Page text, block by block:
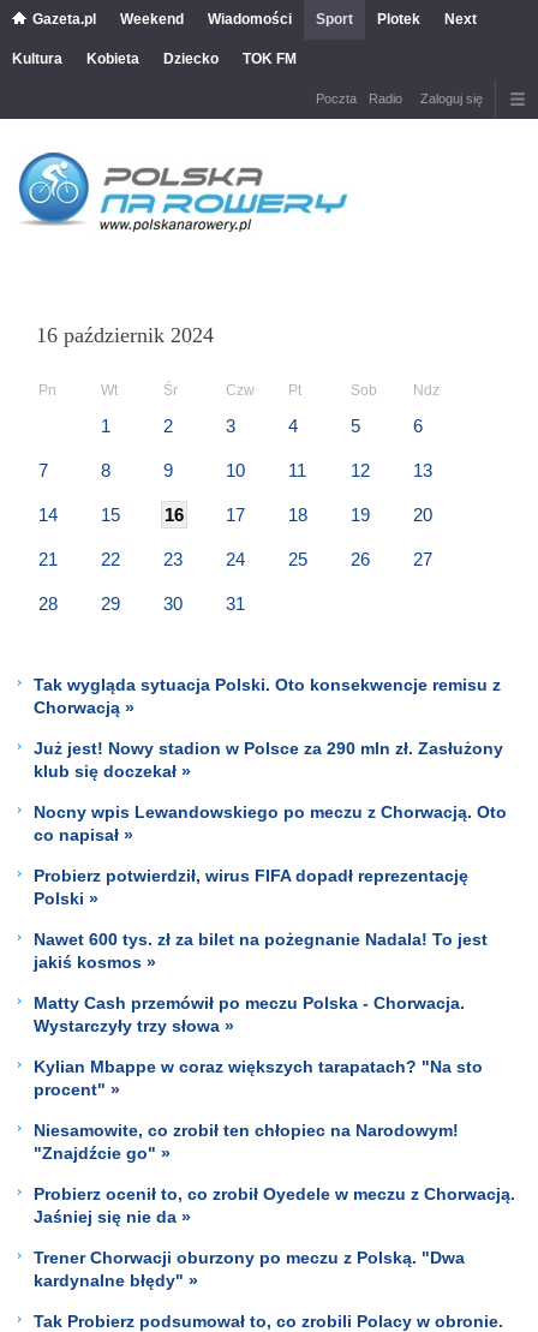
Gazeta.pl Weekend Wiadomości Sport Plotek Next
Kultura Kobieta Dziecko TOK FM
Poczta Radio Zaloguj się
16 październik 2024
Pn Wt Śr Czw Pt Sob Ndz
1 2 3 4 5 6
7 8 9 10 11 12 13
14 15 16 17 18 19 20
21 22 23 24 25 26 27
28 29 30 31
Tak wygląda sytuacja Polski. Oto konsekwencje remisu z
Chorwacją »
Już jest! Nowy stadion w Polsce za 290 mln zł. Zasłużony
klub się doczekał »
Nocny wpis Lewandowskiego po meczu z Chorwacją. Oto
co napisał »
Probierz potwierdził, wirus FIFA dopadł reprezentację
Polski »
Nawet 600 tys. zł za bilet na pożegnanie Nadala! To jest
jakiś kosmos »
Matty Cash przemówił po meczu Polska - Chorwacja.
Wystarczyły trzy słowa »
Kylian Mbappe w coraz większych tarapatach? "Na sto
procent" »
Niesamowite, co zrobił ten chłopiec na Narodowym!
"Znajdźcie go" »
Probierz ocenił to, co zrobił Oyedele w meczu z Chorwacją.
Jaśniej się nie da »
Trener Chorwacji oburzony po meczu z Polską. "Dwa
kardynalne błędy" »
Tak Probierz podsumował to, co zrobili Polacy w obronie.